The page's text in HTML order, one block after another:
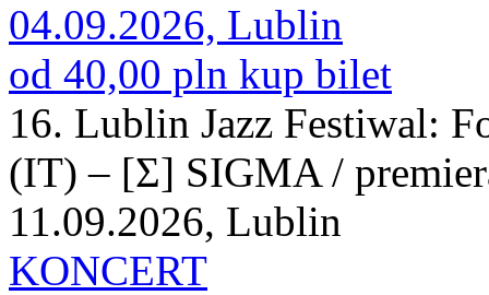
04.09.2026, Lublin
od 40,00 pln kup bilet
16. Lublin Jazz Festiwal:
(IT) – [Σ] SIGMA /
11.09.2026, Lublin
KONCERT